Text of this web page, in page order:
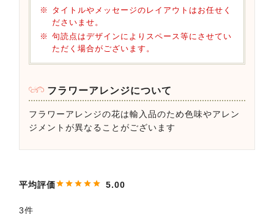
タイトルやメッセージのレイアウトはお任せく
ださいませ。
句読点はデザインによりスペース等にさせてい
ただく場合がございます。
フラワーアレンジについて
フラワーアレンジの花は輸入品のため色味やアレン
ジメントが異なることがございます
5.00
3